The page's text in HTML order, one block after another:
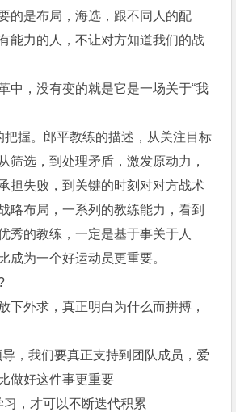
的是布局，海选，跟不同人的配
能力的人，不让对方知道我们的战
中，没有变的就是它是一场关于“我
把握。郎平教练的描述，从关注目标
筛选，到处理矛盾，激发原动力，
担失败，到关键的时刻对对方战术
略布局，一系列的教练能力，看到
秀的教练，一定是基于事关于人
成为一个好运动员更重要。
外求，真正明白为什么而拼搏，
，我们要真正支持到团队成员，爱
做好这件事更重要
习，才可以不断迭代积累